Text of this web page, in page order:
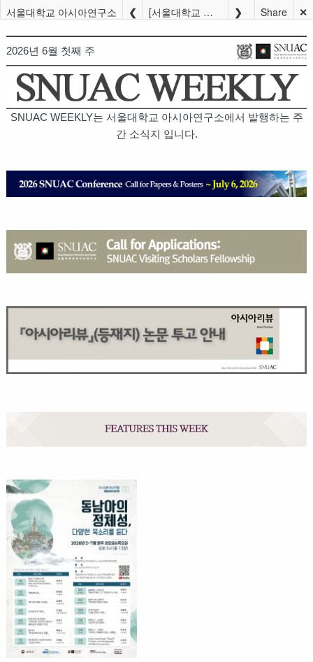
서울대학교 아시아연구소 [서울대학교 아시아연구소] 2026 SNUAC WEEKLY (6월 첫째 주) ✕
Share